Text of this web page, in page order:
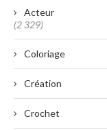
Acteur
(2 329)
Coloriage
Création
Crochet